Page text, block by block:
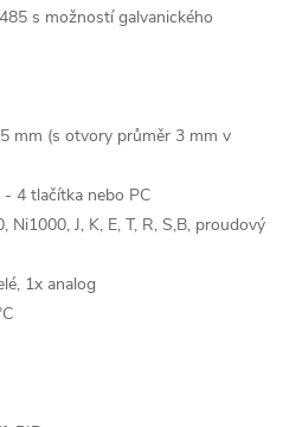
s možností galvanického
mm (s otvory průměr 3 mm v
4 tlačítka nebo PC
Ni1000, J, K, E, T, R, S,B, proudový
1x analog